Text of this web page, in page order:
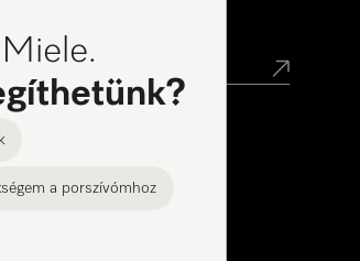
a porszívómhoz
Center
– BEM Center